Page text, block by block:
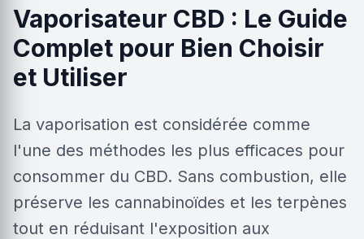
Vaporisateur CBD : Le Guide
Complet pour Bien Choisir
et Utiliser
La vaporisation est considérée comme
l'une des méthodes les plus efficaces pour
consommer du CBD. Sans combustion, elle
préserve les cannabinoïdes et les terpènes
tout en réduisant l'exposition aux